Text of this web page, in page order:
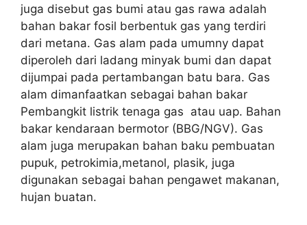
juga disebut gas bumi atau gas rawa adalah
bahan bakar fosil berbentuk gas yang terdiri
dari metana. Gas alam pada umumny dapat
diperoleh dari ladang minyak bumi dan dapat
dijumpai pada pertambangan batu bara. Gas
alam dimanfaatkan sebagai bahan bakar
Pembangkit listrik tenaga gas atau uap. Bahan
bakar kendaraan bermotor (BBG/NGV). Gas
alam juga merupakan bahan baku pembuatan
pupuk, petrokimia,metanol, plasik, juga
digunakan sebagai bahan pengawet makanan,
hujan buatan.